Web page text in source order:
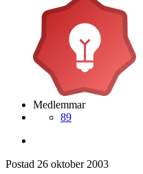
Medlemmar
89
Postad 26 oktober 2003